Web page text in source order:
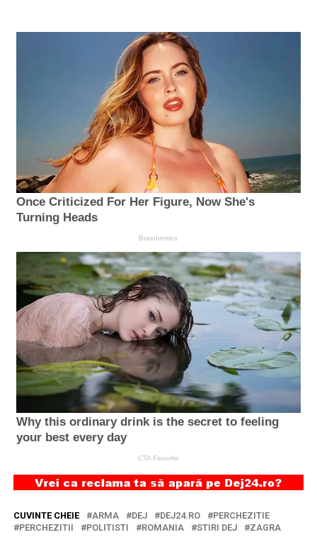
CUVINTE CHEIE ARMA DEJ DEJ24.RO
PERCHEZITIE
PERCHEZITII
POLITISTI ROMANIA STIRI DEJ ZAGRA